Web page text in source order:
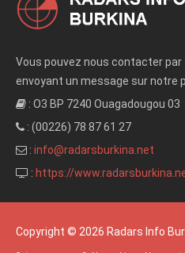
Vous pouvez nous contacter par
envoyant un message sur notre
: O3 BP 7240 Ouagadougou 03
: (00226) 78 87 61 27
: info@radarsburkina.net
: https://
Copyright © 2026 Radars Info